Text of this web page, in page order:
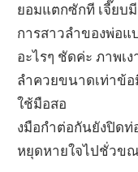
ยอมแตกซักที เจี๊ยบ
การสาวลำของพ่อแ
อะไรๆ ชัดค่ะ ภาพเ
ลำควยขนาดเท่าข้อ
ใช้มือสอ
งมือกำต่อกันยังปิดท่
หยุดหายใจไปชั่วข